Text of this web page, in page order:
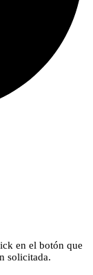
en el botón que
solicitada.